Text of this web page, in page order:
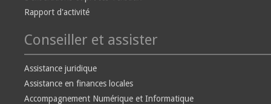
Rapport d'activité
Conseiller et assister
Assistance juridique
Assistance en finances locales
Accompagnement Numérique et Informatique